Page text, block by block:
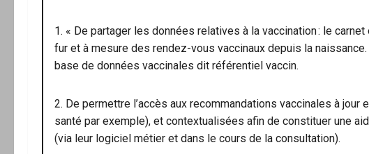
1. « De partager les données relatives à la vaccination : le
fur et à mesure des rendez-vous vaccinaux depuis la
base de données vaccinales dit référentiel vaccin.
2. De permettre l’accès aux recommandations vaccinales à
santé par exemple), et contextualisées afin de constituer une
(via leur logiciel métier et dans le cours de la consultation).